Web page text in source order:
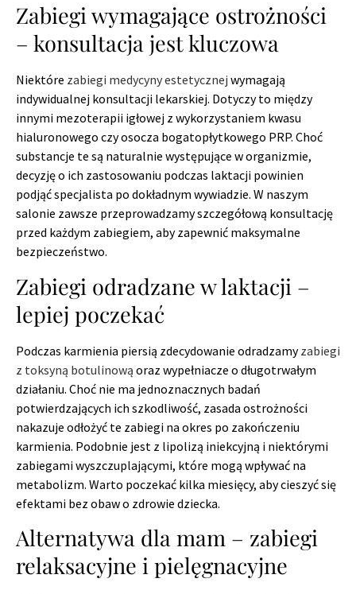
Zabiegi wymagające ostrożności
– konsultacja jest kluczowa
Niektóre zabiegi medycyny estetycznej wymagają
indywidualnej konsultacji lekarskiej. Dotyczy to między
innymi mezoterapii igłowej z wykorzystaniem kwasu
hialuronowego czy osocza bogatopłytkowego PRP. Choć
substancje te są naturalnie występujące w organizmie,
decyzję o ich zastosowaniu podczas laktacji powinien
podjąć specjalista po dokładnym wywiadzie. W naszym
salonie zawsze przeprowadzamy szczegółową konsultację
przed każdym zabiegiem, aby zapewnić maksymalne
bezpieczeństwo.
Zabiegi odradzane w laktacji –
lepiej poczekać
Podczas karmienia piersią zdecydowanie odradzamyzabiegi
z toksyną botulinową oraz wypełniacze o długotrwałym
działaniu. Choć nie ma jednoznacznych badań
potwierdzających ich szkodliwość, zasada ostrożności
nakazuje odłożyć te zabiegi na okres po zakończeniu
karmienia. Podobnie jest z lipolizą iniekcyjną i niektórymi
zabiegami wyszczuplającymi, które mogą wpływać na
metabolizm. Warto poczekać kilka miesięcy, aby cieszyć się
efektami bez obaw o zdrowie dziecka.
Alternatywa dla mam – zabiegi
relaksacyjne i pielęgnacyjne